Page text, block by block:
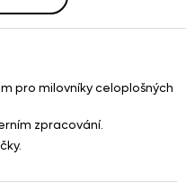
pro milovníky celoplošných
zpracování.